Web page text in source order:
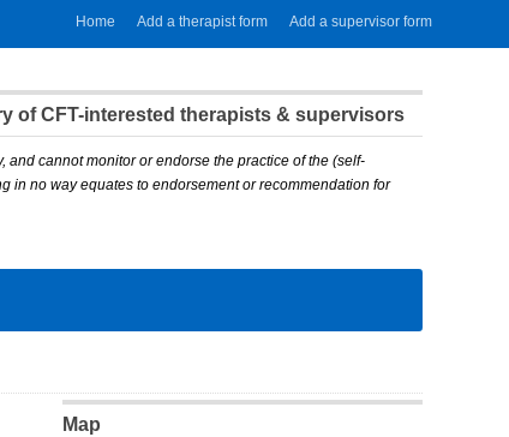
Home Add a therapist form Add a supervisor form
of CFT-interested therapists & supervisors
cannot monitor or endorse the practice of the (self-
in no way equates to endorsement or recommendation for
Map